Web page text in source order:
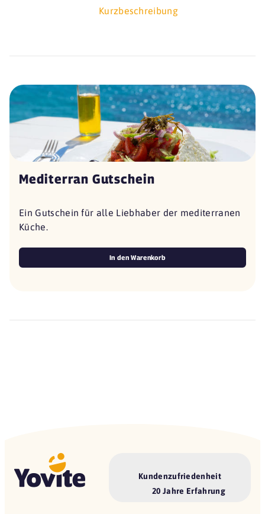
Kurzbeschreibung
Mediterran Gutschein
Ein Gutschein für alle Liebhaber der mediterranen
Küche.
In den Warenkorb
Kundenzufriedenheit
20 Jahre Erfahrung